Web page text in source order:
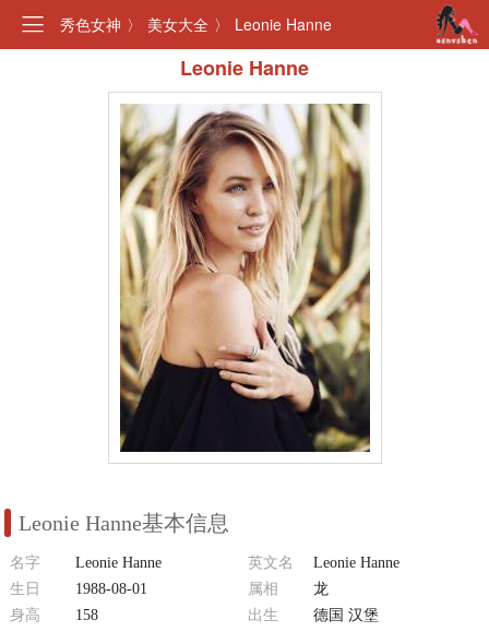
秀色女神 〉 美女大全 〉 Leonie Hanne
Leonie Hanne
Leonie Hanne基本信息
名字 Leonie Hanne 英文名
Leonie Hanne
生日
1988-08-01 属相
龙
身高
158 出生
德国 汉堡